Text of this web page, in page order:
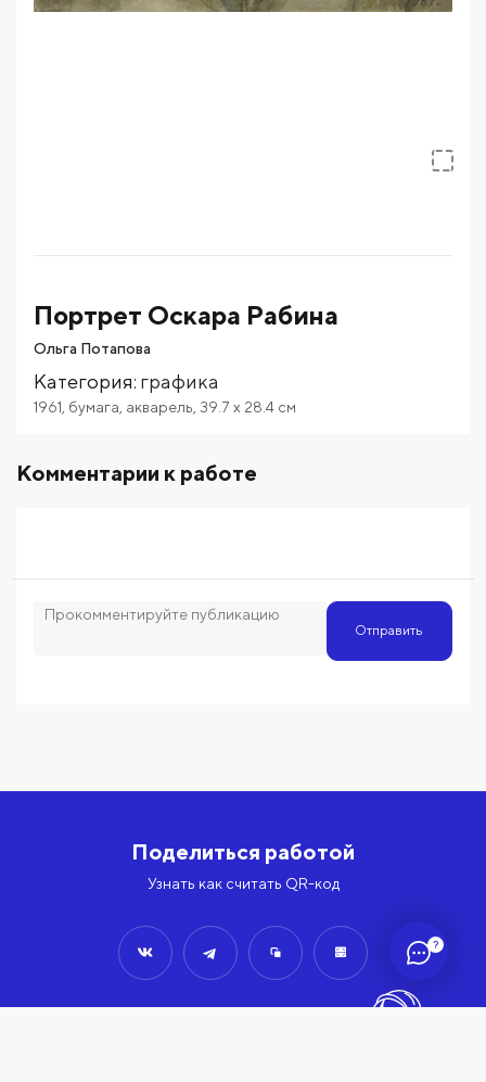
?
Портрет Оскара Рабина
Ольга Потапова
Категория: графика
1961 бумага акварель 39.7 x 28.4 см
Комментарии к работе
Отправить
Поделиться работой
Узнать как считать QR-код